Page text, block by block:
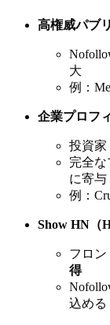
高権威パブ
大
例：
企業プロフ
投資家
完全
に寄与
例：
Show HN（
フロ
得
込める